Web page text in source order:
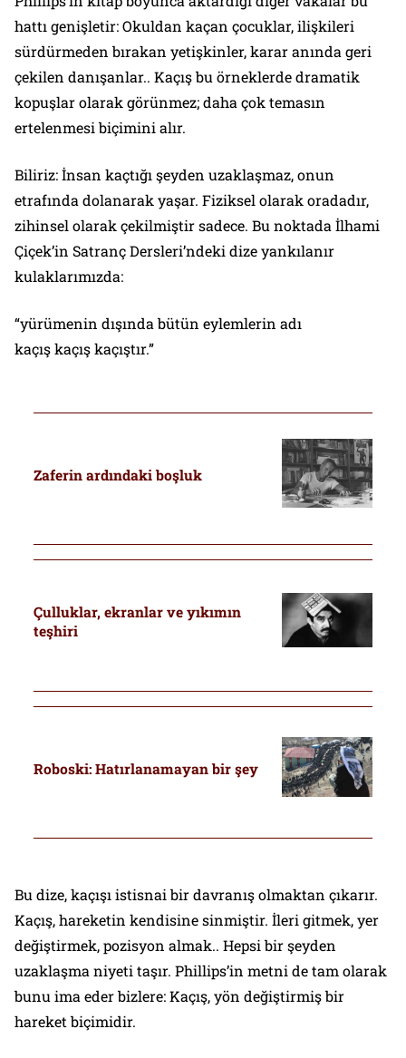
hattı genişletir: Okuldan kaçan çocuklar, ilişkileri
sürdürmeden bırakan yetişkinler, karar anında geri
çekilen danışanlar.. Kaçış bu örneklerde dramatik
kopuşlar olarak görünmez; daha çok temasın
ertelenmesi biçimini alır.
Biliriz: İnsan kaçtığı şeyden uzaklaşmaz, onun
etrafında dolanarak yaşar. Fiziksel olarak oradadır,
zihinsel olarak çekilmiştir sadece. Bu noktada İlhami
Çiçek’in Satranç Dersleri’ndeki dize yankılanır
kulaklarımızda:
“yürümenin dışında bütün eylemlerin adı
kaçış kaçış kaçıştır.”
Zaferin ardındaki boşluk
Çulluklar, ekranlar ve yıkımın
teşhiri
Roboski: Hatırlanamayan bir şey
Bu dize, kaçışı istisnai bir davranış olmaktan çıkarır.
Kaçış, hareketin kendisine sinmiştir. İleri gitmek, yer
değiştirmek, pozisyon almak.. Hepsi bir şeyden
uzaklaşma niyeti taşır. Phillips’in metni de tam olarak
bunu ima eder bizlere: Kaçış, yön değiştirmiş bir
hareket biçimidir.